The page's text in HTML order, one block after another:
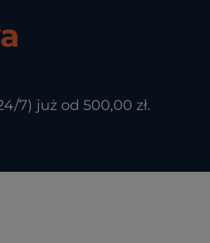
7) już od 500,00 zł.